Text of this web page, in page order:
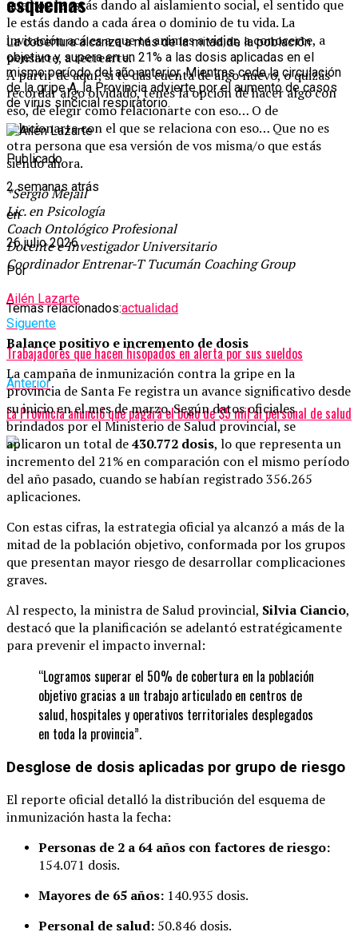
que hoy le estás dando al aislamiento social, el sentido que
le estás dando a cada área o dominio de tu vida. La
invitación acá es a que te animes a viajar, a conocerte, a
pensarte, a recrearte.
A partir de aquí, si te das cuenta de algo nuevo, o quizás
recordar algo olvidado, tenés la opción de hacer algo con
eso, de elegir como relacionarte con eso… O de
relacionarte con el que se relaciona con eso… Que no es
otra persona que esa versión de vos misma/o que estás
siendo ahora.
*Sergio Mejail
Lic. en Psicología
Coach Ontológico Profesional
Docente e Investigador Universitario
Coordinador Entrenar-T Tucumán Coaching Group
Temas relacionados:actualidad
Siguente
Trabajadores que hacen hisopados en alerta por sus sueldos
Anterior
La Provincia anunció que pagará el bono de $5 mil al personal de salud
La cobertura alcanza a más de la mitad de la población
objetivo y supera en un 21% a las dosis aplicadas en el
mismo período del año anterior. Mientras cede la circulación
de la gripe A, la Provincia advierte por el aumento de casos
de virus sincicial respiratorio.
Publicado
2 semanas atrás
en
26 julio 2026
Por
Ailén Lazarte
Balance positivo e incremento de dosis
La campaña de inmunización contra la gripe en la
provincia de Santa Fe registra un avance significativo desde
su inicio en el mes de marzo. Según datos oficiales
brindados por el Ministerio de Salud provincial, se
aplicaron un total de430.772 dosis, lo que representa un
incremento del 21% en comparación con el mismo período
del año pasado, cuando se habían registrado 356.265
aplicaciones.
Con estas cifras, la estrategia oficial ya alcanzó a más de la
mitad de la población objetivo, conformada por los grupos
que presentan mayor riesgo de desarrollar complicaciones
graves.
Al respecto, la ministra de Salud provincial, Silvia Ciancio,
destacó que la planificación se adelantó estratégicamente
para prevenir el impacto invernal:
“Logramos superar el 50% de cobertura en la población
objetivo gracias a un trabajo articulado en centros de
salud, hospitales y operativos territoriales desplegados
en toda la provincia”.
Desglose de dosis aplicadas por grupo de riesgo
El reporte oficial detalló la distribución del esquema de
inmunización hasta la fecha:
Personas de 2 a 64 años con factores de riesgo:
154.071 dosis.
Mayores de 65 años: 140.935 dosis.
Personal de salud: 50.846 dosis.